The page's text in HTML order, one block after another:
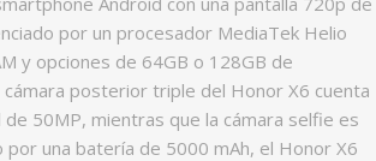
por un procesador MediaTek Helio
y opciones de 64GB o 128GB de
cámara posterior triple del Honor X6 cuenta
de 50MP, mientras que la cámara selfie es
por una batería de 5000 mAh, el Honor X6